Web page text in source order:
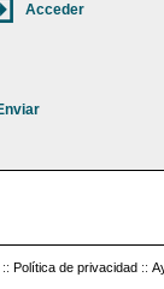
:: Política de privacidad ::